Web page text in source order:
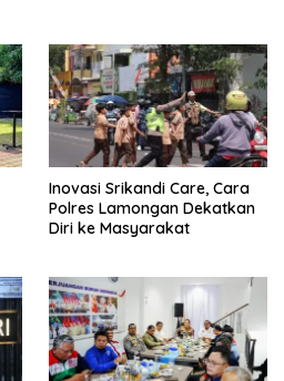
Inovasi Srikandi Care, Cara
Polres Lamongan Dekatkan
Diri ke Masyarakat